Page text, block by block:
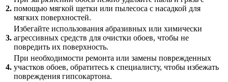
2. помощью мягкой щетки или пылесоса с насадкой для
мягких поверхностей.
3.
Избегайте использования абразивных или химически
агрессивных средств для очистки обоев, чтобы не
повредить их поверхность.
4.
При необходимости ремонта или замены поврежденных
участков обоев, обратитесь к специалисту, чтобы избежать
повреждения гипсокартона.